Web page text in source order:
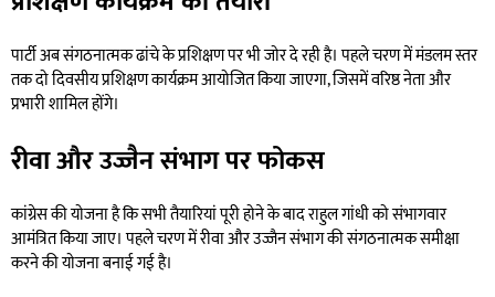
पार्टी अब संगठनात्मक ढांचे के प्रशिक्षण पर भी जोर दे रही है। पहले चरण में मंडलम स्तर
तक दो दिवसीय प्रशिक्षण कार्यक्रम आयोजित किया जाएगा, जिसमें वरिष्ठ नेता और
प्रभारी शामिल होंगे।
रीवा और उज्जैन संभाग पर फोकस
कांग्रेस की योजना है कि सभी तैयारियां पूरी होने के बाद राहुल गांधी को संभागवार
आमंत्रित किया जाए। पहले चरण में रीवा और उज्जैन संभाग की संगठनात्मक समीक्षा
करने की योजना बनाई गई है।